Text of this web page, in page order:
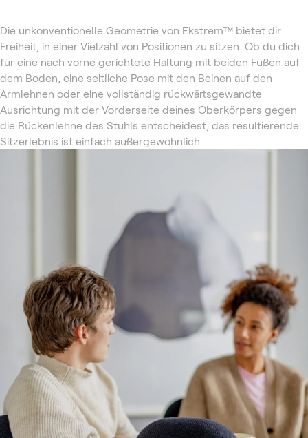
Die unkonventionelle Geometrie von Ekstrem™️ bietet dir
Freiheit, in einer Vielzahl von Positionen zu sitzen. Ob du dich
für eine nach vorne gerichtete Haltung mit beiden Füßen auf
dem Boden, eine seitliche Pose mit den Beinen auf den
Armlehnen oder eine vollständig rückwärtsgewandte
Ausrichtung mit der Vorderseite deines Oberkörpers gegen
die Rückenlehne des Stuhls entscheidest, das resultierende
Sitzerlebnis ist einfach außergewöhnlich.